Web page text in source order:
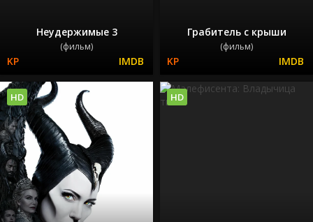
Неудержимые 3
(фильм)
Грабитель с крыши
(фильм)
HD HD